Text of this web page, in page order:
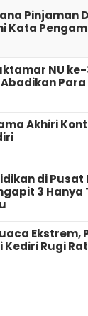
Pinjaman
Kata
NU
Akhiri
di
3
Ekstrem,
Kediri Rugi